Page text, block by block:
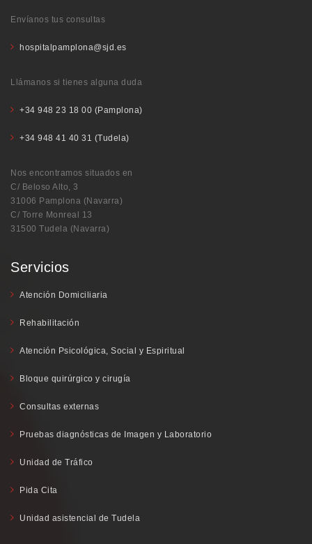
Envíanos tus consultas
hospitalpamplona@sjd.es
Llámanos si tienes alguna duda
+34 948 23 18 00 (Pamplona)
+34 948 41 40 31 (Tudela)
Nos encontramos situados en
C/ Beloso Alto, 3
31006 Pamplona (Navarra)
C/ Torre Monreal 13
31500 Tudela (Navarra)
Servicios
Atención Domiciliaria
Rehabilitación
Atención Psicológica, Social y Espiritual
Bloque quirúrgico y cirugía
Consultas externas
Pruebas diagnósticas de Imagen y Laboratorio
Unidad de Tráfico
Pida Cita
Unidad asistencial de Tudela